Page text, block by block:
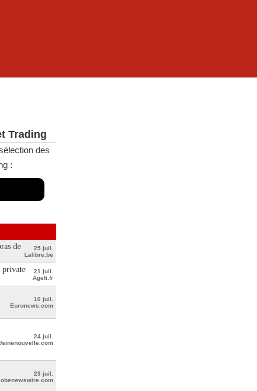
Trading
des
:
de
25 juil.
Lalibre.be
private
21 juil.
Agefi.fr
10 juil.
Euronews.com
24 juil.
23 juil.